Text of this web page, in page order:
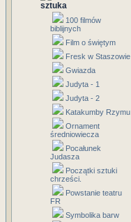
sztuka
100 filmów
biblijnych
Film o świętym
Fresk w Staszowie
Gwiazda
Judyta - 1
Judyta - 2
Katakumby Rzymu
Ornament
średniowiecza
Pocałunek
Judasza
Początki sztuki
chrześci.
Powstanie teatru
FR
Symbolika barw